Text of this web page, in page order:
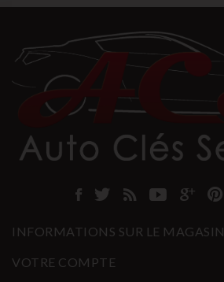
INFORMATIONS SUR LE MAGASIN
VOTRE COMPTE